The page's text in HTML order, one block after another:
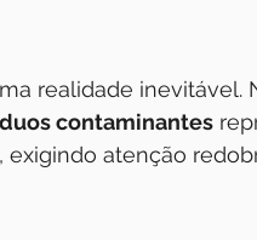
realidade inevitável.
contaminantes
exigindo atenção